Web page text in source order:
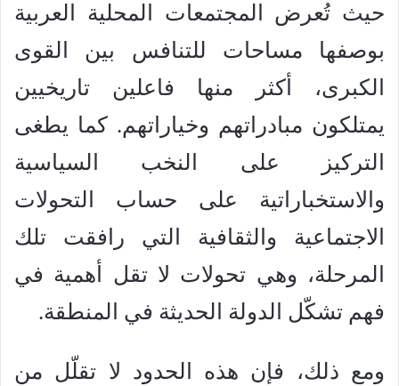
حيث تُعرض المجتمعات المحلية العربية
بوصفها مساحات للتنافس بين القوى
الكبرى، أكثر منها فاعلين تاريخيين
يمتلكون مبادراتهم وخياراتهم. كما يطغى
التركيز على النخب السياسية
والاستخباراتية على حساب التحولات
الاجتماعية والثقافية التي رافقت تلك
المرحلة، وهي تحولات لا تقل أهمية في
فهم تشكّل الدولة الحديثة في المنطقة.
ومع ذلك، فإن هذه الحدود لا تقلّل من